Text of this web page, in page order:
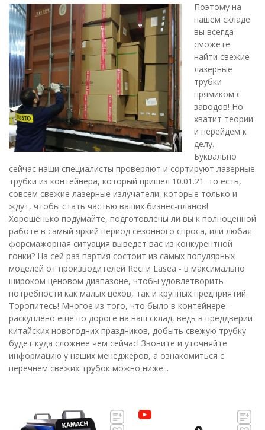
Поэтому на
нашем складе
вы всегда
сможете
найти свежие
лазерные
трубки
прямиком с
заводов! Но
хватит теории
и перейдём к
делу.
Буквально
сейчас наши специалисты проверяют и сортируют лазерные
трубки из контейнера, который пришел 10.01.21. то есть,
совсем свежие лазерные излучатели, которые только и
ждут, чтобы стать частью ваших бизнес-планов!
Хорошенько подумайте, подготовлены ли вы к полноценной
работе в самый яркий период сезонного спроса, или любая
форсмажорная ситуация выведет вас из конкурентной
гонки? На сей раз партия состоит из самых популярных
моделей от производителей Reci и Lasea - в максимально
широком ценовом диапазоне, чтобы удовлетворить
потребности как малых цехов, так и крупных предприятий.
Торопитесь! Многое из того, что было в контейнере -
раскуплено ещё по дороге на наш склад, ведь в преддверии
китайских новогодних праздников, добыть свежую трубку
будет куда сложнее чем сейчас! Звоните и уточняйте
информацию у наших менеджеров, а ознакомиться с
перечнем свежих трубок можно ниже...